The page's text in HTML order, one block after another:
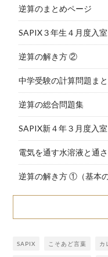
逆算のまとめページ
SAPIX３年生４月度入
逆算の解き方 ②
中学受験の計算問題ま
逆算の総合問題集
SAPIX新４年３月度入
電気を通す水溶液と通
逆算の解き方 ①（基本の
SAPIX こそあど言葉 カ